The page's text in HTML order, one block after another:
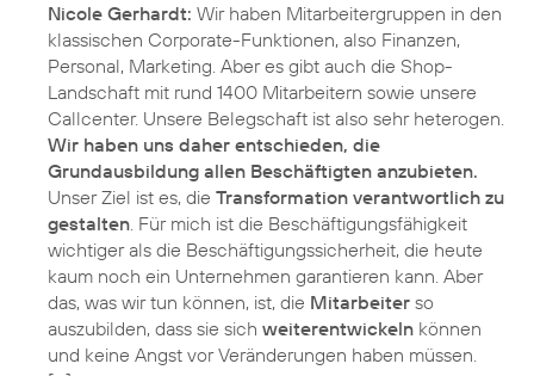
Nicole Gerhardt: Wir haben Mitarbeitergruppen in den
klassischen Corporate-Funktionen, also Finanzen,
Personal, Marketing. Aber es gibt auch die Shop-
Landschaft mit rund 1400 Mitarbeitern sowie unsere
Callcenter. Unsere Belegschaft ist also sehr heterogen.
Wir haben uns daher entschieden, die
Grundausbildung allen Beschäftigten anzubieten.
Unser Ziel ist es, die Transformation verantwortlich zu
gestalten. Für mich ist die Beschäftigungsfähigkeit
wichtiger als die Beschäftigungssicherheit, die heute
kaum noch ein Unternehmen garantieren kann. Aber
das, was wir tun können, ist, die Mitarbeiter so
auszubilden, dass sie sich weiterentwickeln können
und keine Angst vor Veränderungen haben müssen.